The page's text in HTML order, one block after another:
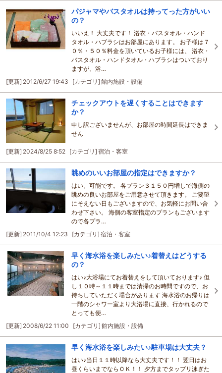
パジャマやバスタオルは持ってった方がいい
の？
いいえ！ 大丈夫です！ 浴衣・バスタオル・ハンド
タオル・ハブラシはお部屋にあります。 お子様は７
０％・５０％料金を頂いているお子様には、 浴衣・
バスタオル・ハンドタオル・ハブラシはついており
ますが、浴…
[更新] 2012/6/27 19:43 [カテゴリ] 館内施設・設備
チェックアウトを遅くすることはできます
か？
申し訳ございませんが、お部屋の時間延長はできま
せん
[更新] 2024/8/25 8:52 [カテゴリ] 宿泊・客室
眺めのいいお部屋の指定はできますか？
はい。可能です。 各プラン３１５０円増しで海側の
眺めの良いお部屋をご用意させて頂きます。 ご要望
にそえない日もございますので、お気軽にお問い合
わせ下さい。 海側の客室指定のプランもございます
ので各プラ…
[更新] 2011/10/4 12:23 [カテゴリ] 宿泊・客室
早く海水浴を楽しみたい♪着替えはどうする
の？
はい♪大浴場にてお着替えをして頂いております♪ 但
し１０時～１１時までは清掃のお時間ですので、お
待ちしていただく場合があります 海水浴のお帰りは
一階のシャワー室より大浴場に直接、行かれるので
とっても便…
[更新] 2008/6/22 11:00 [カテゴリ] 館内施設・設備
早く海水浴を楽しみたい♪駐車場は大丈夫？
はい♪当日１１時以降なら大丈夫です！！ 翌日はお
昼くらいまでならＯＫ！！ 夕方までタップリ泳ぎた